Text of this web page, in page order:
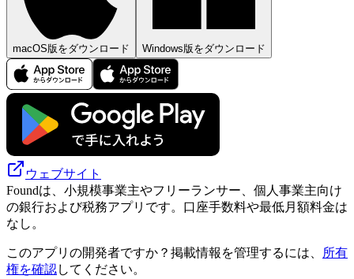
macOS版をダウンロード Windows版をダウンロード
ウェブサイト
Foundは、小規模事業主やフリーランサー、個人事業主向け
の銀行および税務アプリです。口座手数料や最低月額料金は
なし。
このアプリの開発者ですか？掲載情報を管理するには、
所有
権を確認してください。